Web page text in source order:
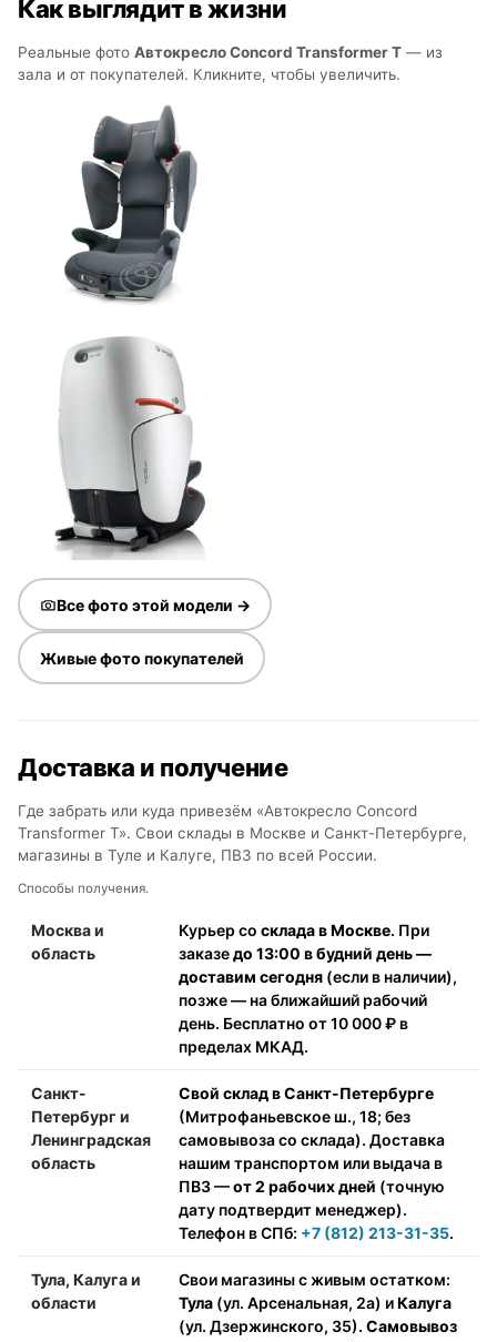
Как выглядит в жизни
Реальные фото Автокресло Concord Transformer T — из
зала и от покупателей. Кликните, чтобы увеличить.
Все фото этой модели →
Живые фото покупателей
Доставка и получение
Где забрать или куда привезём «Автокресло Concord
Transformer T». Свои склады в Москве и Санкт-Петербурге,
магазины в Туле и Калуге, ПВЗ по всей России.
Способы получения.
Москва и
область
Курьер со склада в Москве. При
заказедо 13:00 в будний день —
доставим сегодня (если в наличии),
позже — на ближайший рабочий
день. Бесплатно от 10 000 ₽ в
пределах МКАД.
Санкт-
Петербург и
Ленинградская
область
Свой склад в Санкт-Петербурге
(Митрофаньевское ш., 18; без
самовывоза со склада). Доставка
нашим транспортом или выдача в
ПВЗ —от 2 рабочих дней (точную
дату подтвердит менеджер).
Телефон в СПб: +7 (812) 213-31-35.
Тула, Калуга и
области
Свои магазины с живым остатком:
Тула (ул. Арсенальная, 2а) иКалуга
(ул. Дзержинского, 35). Самовывоз